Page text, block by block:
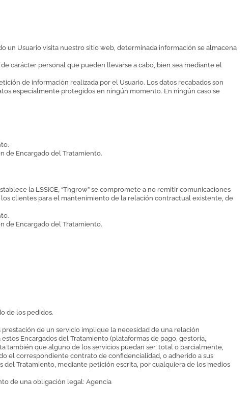
un Usuario visita nuestro sitio web, determinada información se almacena
carácter personal que pueden llevarse a cabo, bien sea mediante el
de información realizada por el Usuario. Los datos recabados son
especialmente protegidos en ningún momento. En ningún caso se
de Encargado del Tratamiento.
la LSSICE, “Thgrow” se compromete a no remitir comunicaciones
clientes para el mantenimiento de la relación contractual existente, de
de Encargado del Tratamiento.
de los pedidos.
de un servicio implique la necesidad de una relación
Encargados del Tratamiento (plataformas de pago, gestoría,
también que alguno de los servicios puedan ser, total o parcialmente,
el correspondiente contrato de confidencialidad, o adherido a sus
del Tratamiento, mediante petición escrita, por cualquiera de los medios
de una obligación legal: Agencia